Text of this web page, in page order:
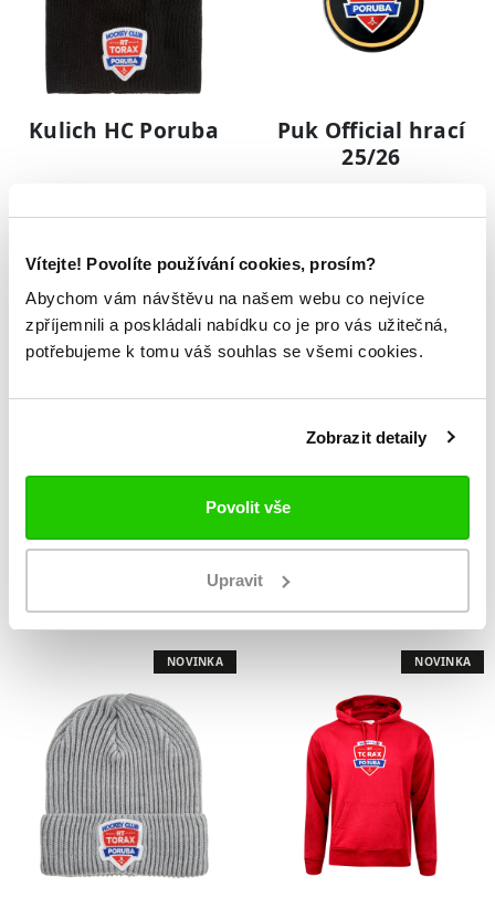
Vítejte! Povolíte používání cookies, prosím?
Abychom vám návštěvu na našem webu co nejvíce
zpříjemnili a poskládali nabídku co je pro vás užitečná,
potřebujeme k tomu váš souhlas se všemi cookies.
Zobrazit detaily
Povolit vše
Upravit
Kulich HC Poruba
Puk Official hrací
25/26
NOVINKA
LOGO
Kulich HC Poruba
NOVINKA NOVINKA